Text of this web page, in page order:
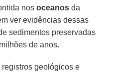
nosoceanos da
ver evidências dessas
sedimentos preservadas
de anos.
geológicos e